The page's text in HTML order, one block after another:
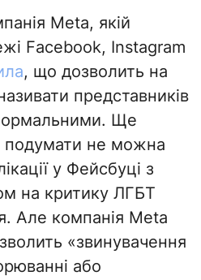
Meta, якій
Facebook, Instagram
, що дозволить на
представників
Ще
подумати не можна
у Фейсбуці з
на критику ЛГБТ
Але компанія Meta
«звинувачення
або